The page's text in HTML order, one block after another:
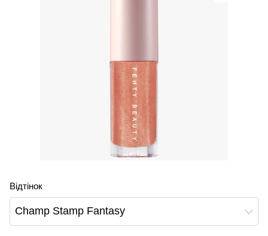
Відтінок
Champ Stamp Fantasy